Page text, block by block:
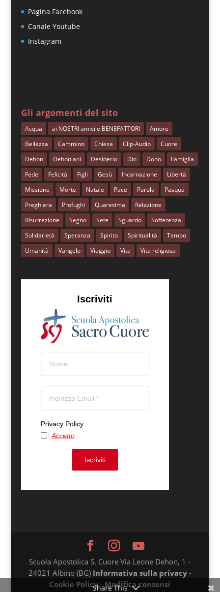
Pagina Facebook
Canale Youtube
Instagram
Gli argomenti del sito
Acqua ai NOSTRI amici e BENEFATTORI
Amore
Bellezza
Cammino Chiesa Clip-Audio
Cuore
Dehon
Dehoniani Desiderio Dio Dono
Famiglia
Fede
Felicità Figli Gesù Incarnazione
Libertà
Missione
Morte Natale Pace Parola
Pasqua
Preghiera
Profughi Quaresima
Relazione
Risurrezione
Segno Sete Sguardo
Sofferenza
Solidarietà
Speranza Spirito Spiritualità
Tempo
Umanità
Vangelo Viaggio Vita Vita religiosa
Iscriviti
Privacy Policy
Accetto
Iscriviti
Scuola Apostolica S. Cuore Via Leone Dehon, 1 -
24021 Albino (BG) Informativa sulla privacy-
Cookie Policy - Modifica consensi
Share This